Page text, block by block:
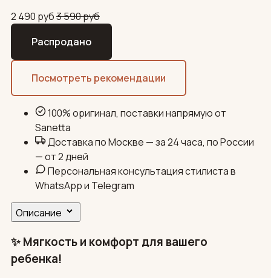
2 490 руб3 590руб
Распродано
Посмотреть рекомендации
100% оригинал, поставки напрямую от
Sanetta
Доставка по Москве — за 24 часа, по России
— от 2 дней
Персональная консультация стилиста в
WhatsApp и Telegram
Описание
✨ Мягкость и комфорт для вашего
ребенка!